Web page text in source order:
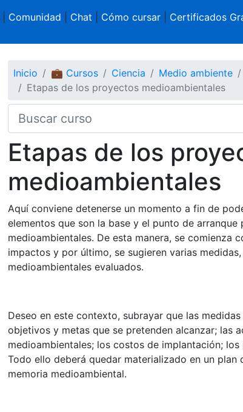
Comunidad Chat Cómo cursar| Certificados
Inicio 💼 Cursos Ciencia Medio ambiente
Etapas de los proyectos medioambientales
Etapas de los
medioambientales
Aquí conviene detenerse un momento a fin de
elementos que son la base y el punto de
medioambientales. De esta manera, se comienza
impactos y por último, se sugieren varias
medioambientales evaluados.
Deseo en este contexto, subrayar que las
objetivos y metas que se pretenden alcanzar; las
medioambientales; los costos de implantación;
Todo ello deberá quedar materializado en un
memoria medioambiental.